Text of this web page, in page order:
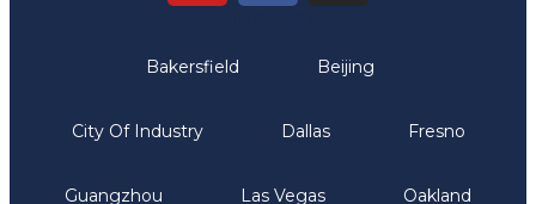
Bakersfield Beijing
City Of Industry Dallas Fresno
Guangzhou Las Vegas Oakland